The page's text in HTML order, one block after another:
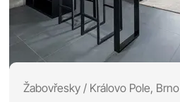
Žabovřesky / Královo Pole, Brno